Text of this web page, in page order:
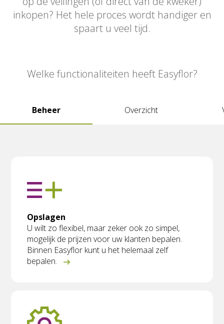
inkopen? Het hele proces wordt handiger en
spaart u veel tijd.
Welke functionaliteiten heeft Easyflor?
Beheer Overzicht
Opslagen
U wilt zo flexibel, maar zeker ook zo simpel,
mogelijk de prijzen voor uw klanten bepalen.
Binnen Easyflor kunt u het helemaal zelf
bepalen.